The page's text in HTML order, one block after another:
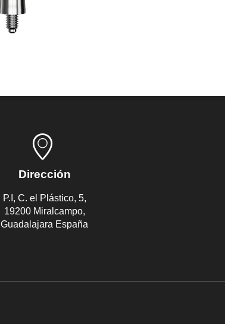
Dirección
P.I, C. el Plástico, 5,
19200 Miralcampo,
Guadalajara España